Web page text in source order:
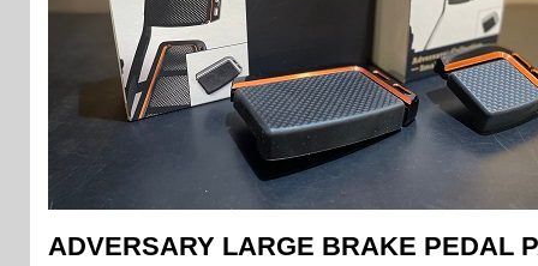
ADVERSARY LARGE BRAKE PEDAL